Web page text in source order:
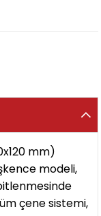
mm)
modeli,
çene sistemi,